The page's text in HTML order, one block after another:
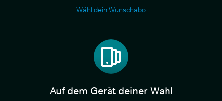
Wähl dein Wunschabo
Auf dem Gerät deiner Wahl